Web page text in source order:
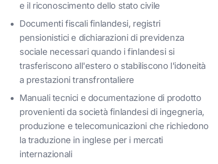
e il riconoscimento dello stato civile
Documenti fiscali finlandesi, registri
pensionistici e dichiarazioni di previdenza
sociale necessari quando i finlandesi si
trasferiscono all'estero o stabiliscono l'idoneità
a prestazioni transfrontaliere
Manuali tecnici e documentazione di prodotto
provenienti da società finlandesi di ingegneria,
produzione e telecomunicazioni che richiedono
la traduzione in inglese per i mercati
internazionali